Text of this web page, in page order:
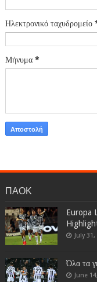
Ηλεκτρονικό ταχυδρομείο
Μήνυμα *
ΠΑΟΚ
Europa
July
Όλα τα
June